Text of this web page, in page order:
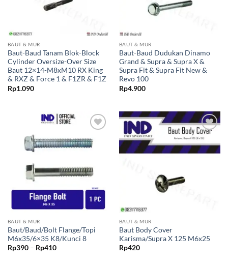
BAUT & MUR
Baut-Baud Tanam Blok-Block
Cylinder Oversize-Over Size
Baut 12×14-M8xM10 RX King
& RXZ & Force 1 & F1ZR & F1Z
Rp1.090
BAUT & MUR
Baut-Baud Dudukan Dinamo
Grand & Supra & Supra X &
Supra Fit & Supra Fit New &
Revo 100
Rp4.900
Tambahkan
ke Wishlist
BAUT & MUR
Baut/Baud/Bolt Flange/Topi
M6x35/6×35 K8/Kunci 8
Rp390 – Rp410Rentang
Tambahkan
ke Wishlist
BAUT & MUR
Baut Body Cover
Karisma/Supra X 125 M6x25
Rp420